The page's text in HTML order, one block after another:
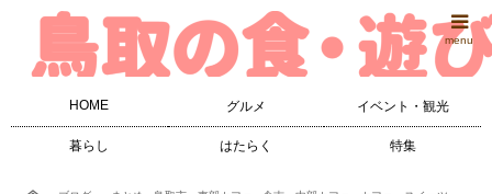
menu
HOME グルメ イベント・観光
暮らし はたらく 特集